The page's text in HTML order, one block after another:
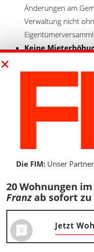
Änderungen am
Verwaltung nicht
Keine
nur durchführen,
ermächtigt ist oder
Keine
strikt vom
Hausverwaltung
Gewerbeimmobilien
wenn sie vertraglich
Kein Zugriff auf
Die FIM: Unser
20 Wohnungen
Franzab sofort zu
Jetzt